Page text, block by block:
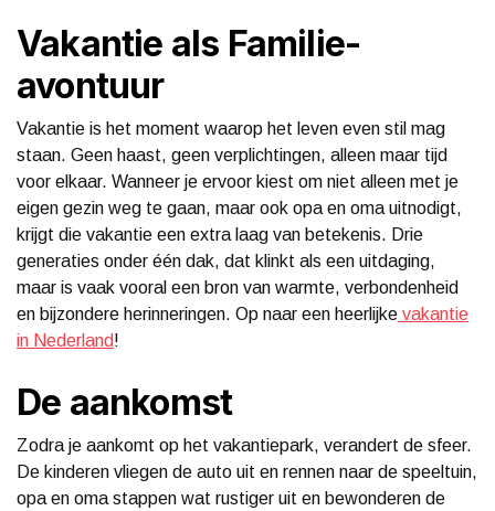
Vakantie als Familie-
avontuur
Vakantie is het moment waarop het leven even stil mag
staan. Geen haast, geen verplichtingen, alleen maar tijd
voor elkaar. Wanneer je ervoor kiest om niet alleen met je
eigen gezin weg te gaan, maar ook opa en oma uitnodigt,
krijgt die vakantie een extra laag van betekenis. Drie
generaties onder één dak, dat klinkt als een uitdaging,
maar is vaak vooral een bron van warmte, verbondenheid
en bijzondere herinneringen. Op naar een heerlijke vakantie
in Nederland!
De aankomst
Zodra je aankomt op het vakantiepark, verandert de sfeer.
De kinderen vliegen de auto uit en rennen naar de speeltuin,
opa en oma stappen wat rustiger uit en bewonderen de